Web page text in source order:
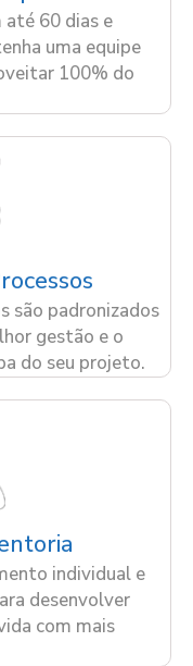
60 dias e
uma equipe
100% do
são padronizados
gestão e o
do seu projeto.
individual e
desenvolver
com mais